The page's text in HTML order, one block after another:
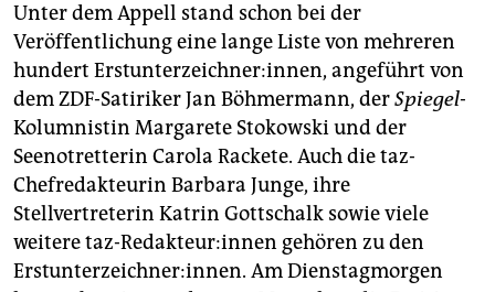
Unter dem Appell stand schon bei der
Veröffentlichung eine lange Liste von mehreren
hundert Erstunterzeichner:innen, angeführt von
dem ZDF-Satiriker Jan Böhmermann, derSpiegel-
Kolumnistin Margarete Stokowski und der
Seenotretterin Carola Rackete. Auch die taz-
Chefredakteurin Barbara Junge, ihre
Stellvertreterin Katrin Gottschalk sowie viele
weitere taz-Redakteur:innen gehören zu den
Erstunterzeichner:innen. Am Dienstagmorgen